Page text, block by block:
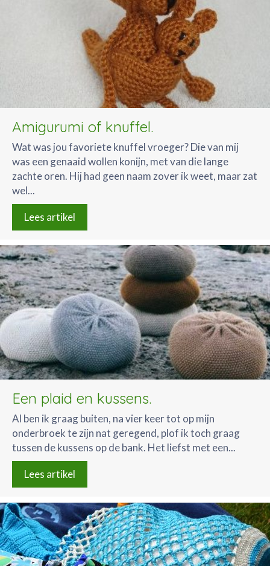
Amigurumi of knuffel.
Wat was jou favoriete knuffel vroeger? Die van mij
was een genaaid wollen konijn, met van die lange
zachte oren. Hij had geen naam zover ik weet, maar zat
wel...
Lees artikel
Een plaid en kussens.
Al ben ik graag buiten, na vier keer tot op mijn
onderbroek te zijn nat geregend, plof ik toch graag
tussen de kussens op de bank. Het liefst met een...
Lees artikel